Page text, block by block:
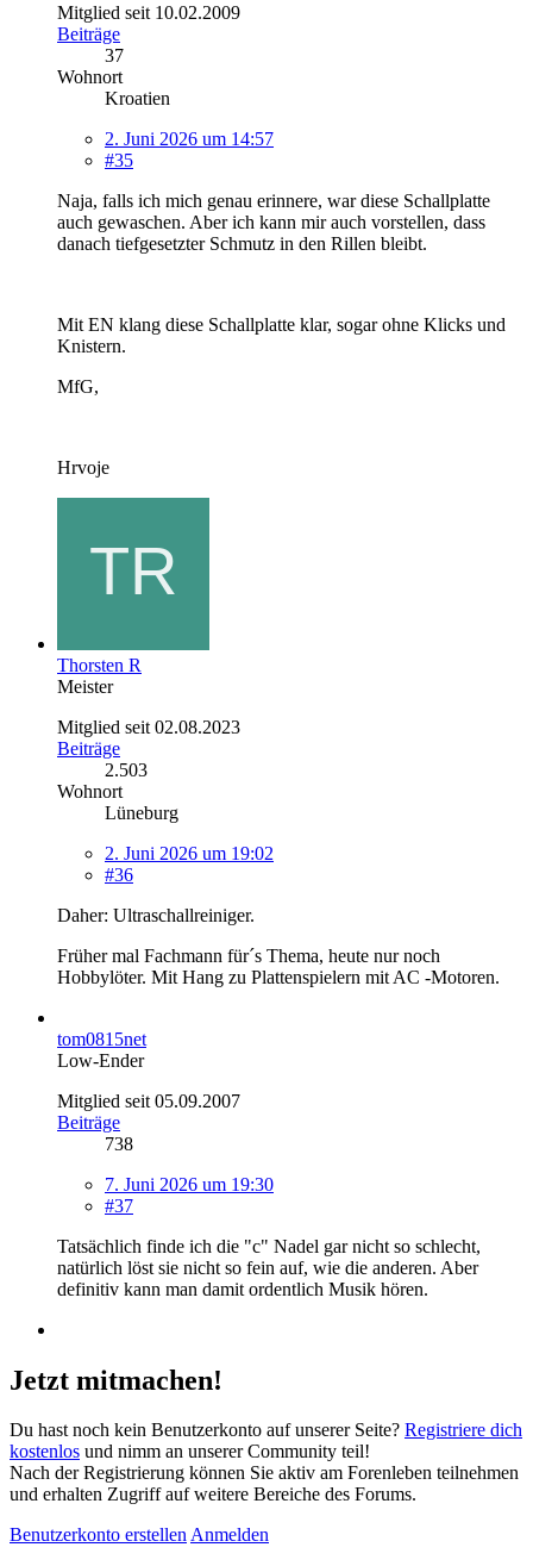
Mitglied seit 10.02.2009
Beiträge
37
Wohnort
Kroatien
2. Juni 2026 um 14:57
#35
Naja, falls ich mich genau erinnere, war diese Schallplatte
auch gewaschen. Aber ich kann mir auch vorstellen, dass
danach tiefgesetzter Schmutz in den Rillen bleibt.
Mit EN klang diese Schallplatte klar, sogar ohne Klicks und
Knistern.
MfG,
Hrvoje
Thorsten R
Meister
Mitglied seit 02.08.2023
Beiträge
2.503
Wohnort
Lüneburg
2. Juni 2026 um 19:02
#36
Daher: Ultraschallreiniger.
Früher mal Fachmann für´s Thema, heute nur noch
Hobbylöter. Mit Hang zu Plattenspielern mit AC -Motoren.
tom0815net
Low-Ender
Mitglied seit 05.09.2007
Beiträge
738
7. Juni 2026 um 19:30
#37
Tatsächlich finde ich die "c" Nadel gar nicht so schlecht,
natürlich löst sie nicht so fein auf, wie die anderen. Aber
definitiv kann man damit ordentlich Musik hören.
Jetzt mitmachen!
Du hast noch kein Benutzerkonto auf unserer Seite? Registriere dich
kostenlos und nimm an unserer Community teil!
Nach der Registrierung können Sie aktiv am Forenleben teilnehmen
und erhalten Zugriff auf weitere Bereiche des Forums.
Benutzerkonto erstellenAnmelden